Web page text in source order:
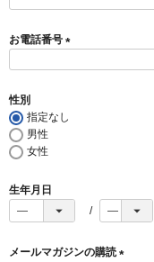
お電話番号
性別
指定なし
男性
女性
生年月日
メールマガジンの購読